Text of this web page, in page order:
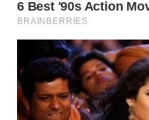
TAPANULI
TENGAH
WN DELI
SERDANG
WN